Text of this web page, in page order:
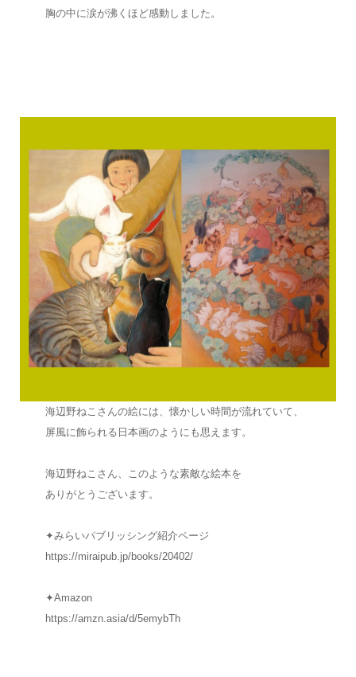
胸の中に涙が沸くほど感動しました。
海辺野ねこさんの絵には、懐かしい時間が流れていて、
屏風に飾られる日本画のようにも思えます。
海辺野ねこさん、このような素敵な絵本を
ありがとうございます。
✦みらいパブリッシング紹介ページ
https://miraipub.jp/books/20402/
✦Amazon
https://amzn.asia/d/5emybTh